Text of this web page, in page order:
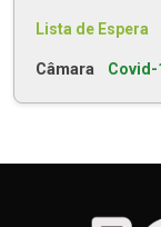
Lista de Espera
Câmara Covid-